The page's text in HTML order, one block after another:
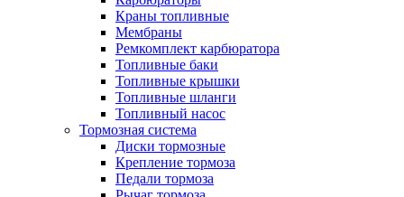
Краны топливные
Мембраны
Ремкомплект карбюратора
Топливные баки
Топливные крышки
Топливные шланги
Топливный насос
Тормозная система
Диски тормозные
Крепление тормоза
Педали тормоза